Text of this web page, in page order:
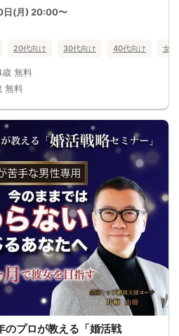
日(月) 20:00〜
20代向け 30代向け 40代向け 女
無料
無料
のプロが教える「婚活戦